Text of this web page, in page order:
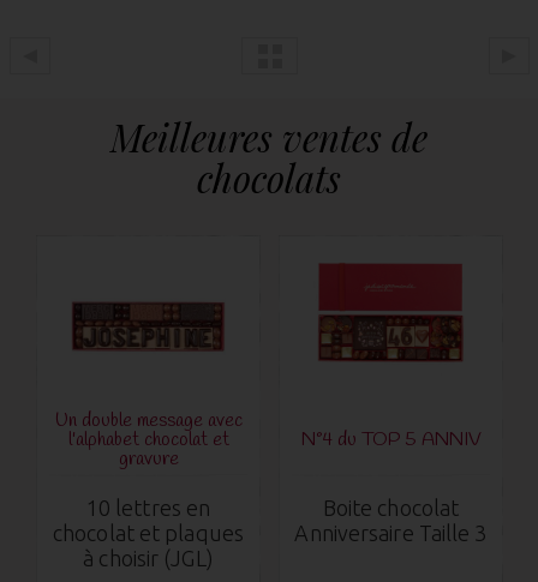
Meilleures ventes de
chocolats
Un double message avec
l'alphabet chocolat et
gravure
10 lettres en
chocolat et plaques
à choisir (JGL)
N°4 du TOP 5 ANNIV
Boite chocolat
Anniversaire Taille 3